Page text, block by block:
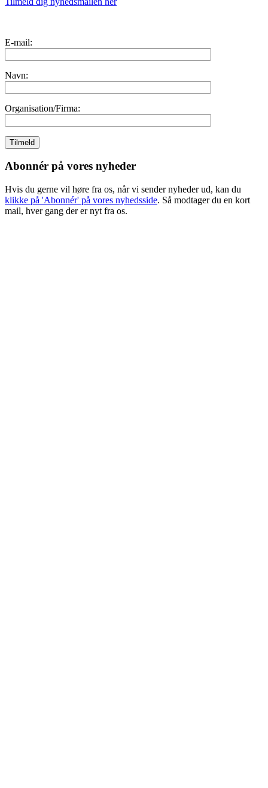
E-mail:
Navn:
Organisation/Firma:
Abonnér på vores nyheder
Hvis du gerne vil høre fra os, når vi sender nyheder ud, kan du
klikke på 'Abonnér' på vores nyhedsside. Så modtager du en kort
mail, hver gang der er nyt fra os.